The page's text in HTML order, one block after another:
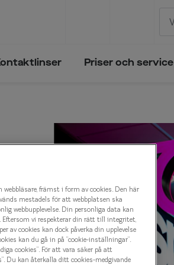
Priser och service
09:00 - 18:00
09:00 - 18:00
09:00 - 18:00
främst i form av cookies. Den här
mestadels för att webbplatsen ska
webbupplevelse. Din personliga data kan
vi respekterar din rätt till integritet,
av cookies kan dock påverka din upplevelse
kan du gå in på ”cookie-inställningar”.
cookies”. För att vara säker på att
Du kan återkalla ditt cookies-medgivande